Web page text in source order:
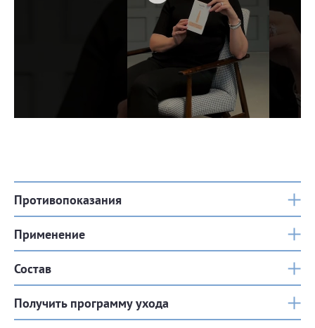
Противопоказания
Применение
Состав
Получить программу ухода